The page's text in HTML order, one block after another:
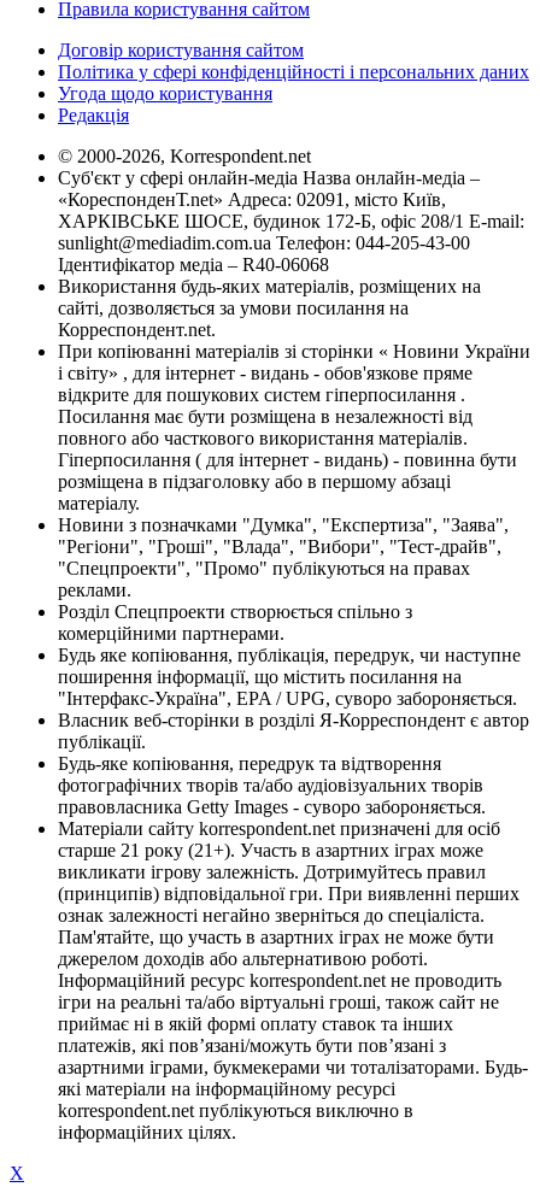
Правила користування сайтом
Договір користування сайтом
Політика у сфері конфіденційності і персональних даних
Угода щодо користування
Редакція
© 2000-2026, Korrespondent.net
Суб'єкт у сфері онлайн-медіа Назва онлайн-медіа –
«КореспонденТ.net» Адреса: 02091, місто Київ,
ХАРКІВСЬКЕ ШОСЕ, будинок 172-Б, офіс 208/1 E-mail:
sunlight@mediadim.com.ua Телефон: 044-205-43-00
Ідентифікатор медіа – R40-06068
Використання будь-яких матеріалів, розміщених на
сайті, дозволяється за умови посилання на
Корреспондент.net.
При копіюванні матеріалів зі сторінки « Новини України
і світу» , для інтернет - видань - обов'язкове пряме
відкрите для пошукових систем гіперпосилання .
Посилання має бути розміщена в незалежності від
повного або часткового використання матеріалів.
Гіперпосилання ( для інтернет - видань) - повинна бути
розміщена в підзаголовку або в першому абзаці
матеріалу.
Новини з позначками "Думка", "Експертиза", "Заява",
"Регіони", "Гроші", "Влада", "Вибори", "Тест-драйв",
"Спецпроекти", "Промо" публікуються на правах
реклами.
Розділ Спецпроекти створюється спільно з
комерційними партнерами.
Будь яке копіювання, публікація, передрук, чи наступне
поширення інформації, що містить посилання на
"Інтерфакс-Україна", EPA / UPG, суворо забороняється.
Власник веб-сторінки в розділі Я-Корреспондент є автор
публікації.
Будь-яке копіювання, передрук та відтворення
фотографічних творів та/або аудіовізуальних творів
правовласника Getty Images - суворо забороняється.
Матеріали сайту korrespondent.net призначені для осіб
старше 21 року (21+). Участь в азартних іграх може
викликати ігрову залежність. Дотримуйтесь правил
(принципів) відповідальної гри. При виявленні перших
ознак залежності негайно зверніться до спеціаліста.
Пам'ятайте, що участь в азартних іграх не може бути
джерелом доходів або альтернативою роботі.
Інформаційний ресурс korrespondent.net не проводить
ігри на реальні та/або віртуальні гроші, також сайт не
приймає ні в якій формі оплату ставок та інших
платежів, які пов’язані/можуть бути пов’язані з
азартними іграми, букмекерами чи тоталізаторами. Будь-
які матеріали на інформаційному ресурсі
korrespondent.net публікуються виключно в
інформаційних цілях.
X